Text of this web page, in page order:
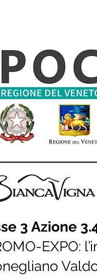
3 Azione
EXPO: